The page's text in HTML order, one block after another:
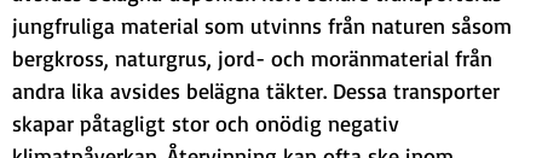
jungfruliga material som utvinns från naturen såsom
bergkross, naturgrus, jord- och moränmaterial från
andra lika avsides belägna täkter. Dessa transporter
skapar påtagligt stor och onödig negativ